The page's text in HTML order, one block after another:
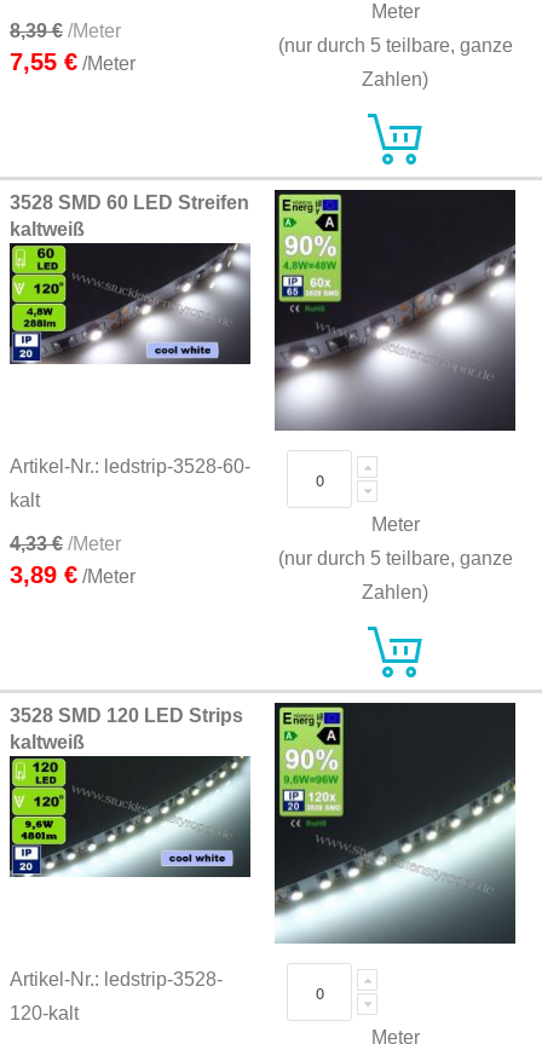
8,39 € /Meter
7,55 € /Meter
Meter
(nur durch 5 teilbare, ganze
Zahlen)
3528 SMD 60 LED Streifen
kaltweiß
Artikel-Nr.: ledstrip-3528-60-
kalt
4,33 € /Meter
3,89 € /Meter
Meter
(nur durch 5 teilbare, ganze
Zahlen)
3528 SMD 120 LED Strips
kaltweiß
Artikel-Nr.: ledstrip-3528-
120-kalt
Meter